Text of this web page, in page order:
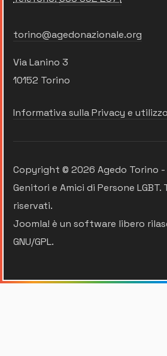
torino@agedonazionale.org
Via Lanino 3
10152 Torino
Informativa sulla Privacy e
Copyright © 2026 Agedo Torino -
Genitori e Amici di Persone
riservati.
Joomla! è un software libero
GNU/GPL.